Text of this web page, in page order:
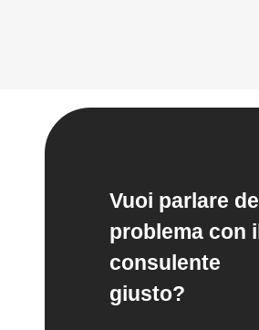
Vuoi parlare del
problema con il
consulente
giusto?